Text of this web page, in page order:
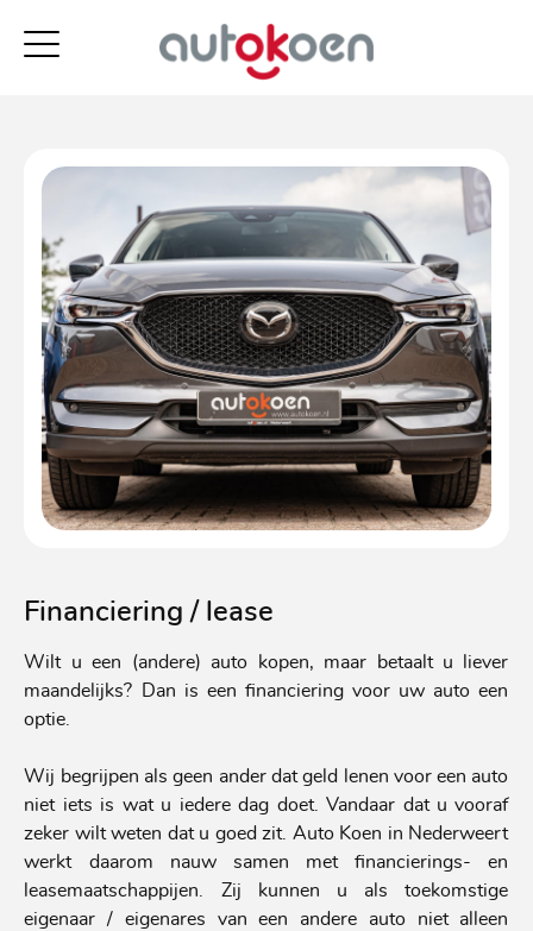
Financiering / lease
Wilt u een (andere) auto kopen, maar betaalt u liever
maandelijks? Dan is een financiering voor uw auto een
optie.
Wij begrijpen als geen ander dat geld lenen voor een auto
niet iets is wat u iedere dag doet. Vandaar dat u vooraf
zeker wilt weten dat u goed zit. Auto Koen in Nederweert
werkt daarom nauw samen met financierings- en
leasemaatschappijen. Zij kunnen u als toekomstige
eigenaar / eigenares van een andere auto niet alleen